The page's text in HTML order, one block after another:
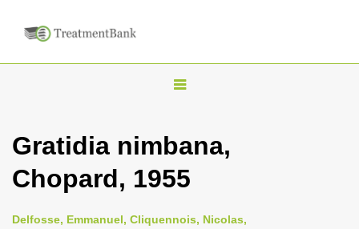
T
g
l
n
Gratidia nimbana,
Chopard, 1955
Delfosse, Emmanuel, Cliquennois, Nicolas,